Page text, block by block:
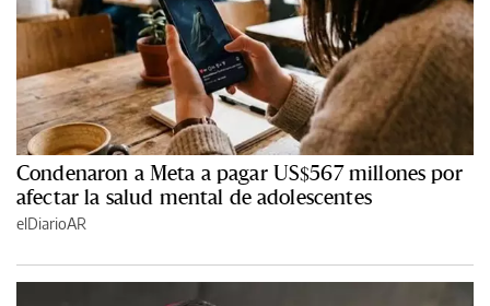
Condenaron a Meta a pagar US$567 millones por
afectar la salud mental de adolescentes
elDiarioAR